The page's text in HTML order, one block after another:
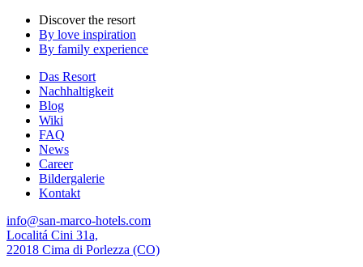
Discover the resort
By love inspiration
By family experience
Das Resort
Nachhaltigkeit
Blog
Wiki
FAQ
News
Career
Bildergalerie
Kontakt
info@san-marco-hotels.com
Localitá Cini 31a,
22018 Cima di Porlezza (CO)